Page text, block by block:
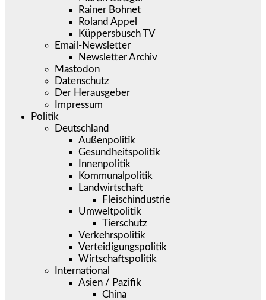
Rainer Bohnet
Roland Appel
Küppersbusch TV
Email-Newsletter
Newsletter Archiv
Mastodon
Datenschutz
Der Herausgeber
Impressum
Politik
Deutschland
Außenpolitik
Gesundheitspolitik
Innenpolitik
Kommunalpolitik
Landwirtschaft
Fleischindustrie
Umweltpolitik
Tierschutz
Verkehrspolitik
Verteidigungspolitik
Wirtschaftspolitik
International
Asien / Pazifik
China